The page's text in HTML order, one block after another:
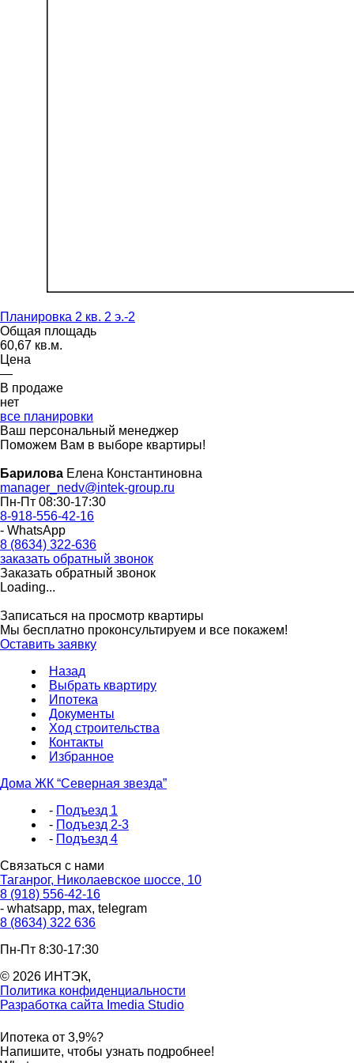
Планировка 2 кв. 2 э.-2
Общая площадь
60,67 кв.м.
Цена
—
В продаже
нет
все планировки
Ваш персональный менеджер
Поможем Вам в выборе квартиры!
Барилова Елена Константиновна
manager_nedv@intek-group.ru
Пн-Пт 08:30-17:30
8-918-556-42-16
- WhatsApp
8 (8634) 322-636
заказать обратный звонок
Заказать обратный звонок
Loading...
Записаться на просмотр квартиры
Мы бесплатно проконсультируем и все покажем!
Оставить заявку
Назад
Выбрать квартиру
Ипотека
Документы
Ход строительства
Контакты
Избранное
Дома ЖК “Северная звезда”
- Подъезд 1
- Подъезд 2-3
- Подъезд 4
Связаться с нами
Таганрог, Николаевское шоссе, 10
8 (918) 556-42-16
- whatsapp, max, telegram
8 (8634) 322 636
Пн-Пт 8:30-17:30
© 2026 ИНТЭК,
Политика конфиденциальности
Разработка сайта Imedia Studio
Ипотека от 3,9%?
Напишите, чтобы узнать подробнее!